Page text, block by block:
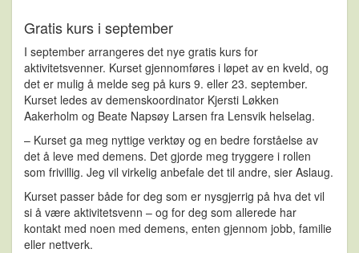
Gratis kurs i september
I september arrangeres det nye gratis kurs for
aktivitetsvenner. Kurset gjennomføres i løpet av en kveld, og
det er mulig å melde seg på kurs 9. eller 23. september.
Kurset ledes av demenskoordinator Kjersti Løkken
Aakerholm og Beate Napsøy Larsen fra Lensvik helselag.
– Kurset ga meg nyttige verktøy og en bedre forståelse av
det å leve med demens. Det gjorde meg tryggere i rollen
som frivillig. Jeg vil virkelig anbefale det til andre, sier Aslaug.
Kurset passer både for deg som er nysgjerrig på hva det vil
si å være aktivitetsvenn – og for deg som allerede har
kontakt med noen med demens, enten gjennom jobb, familie
eller nettverk.